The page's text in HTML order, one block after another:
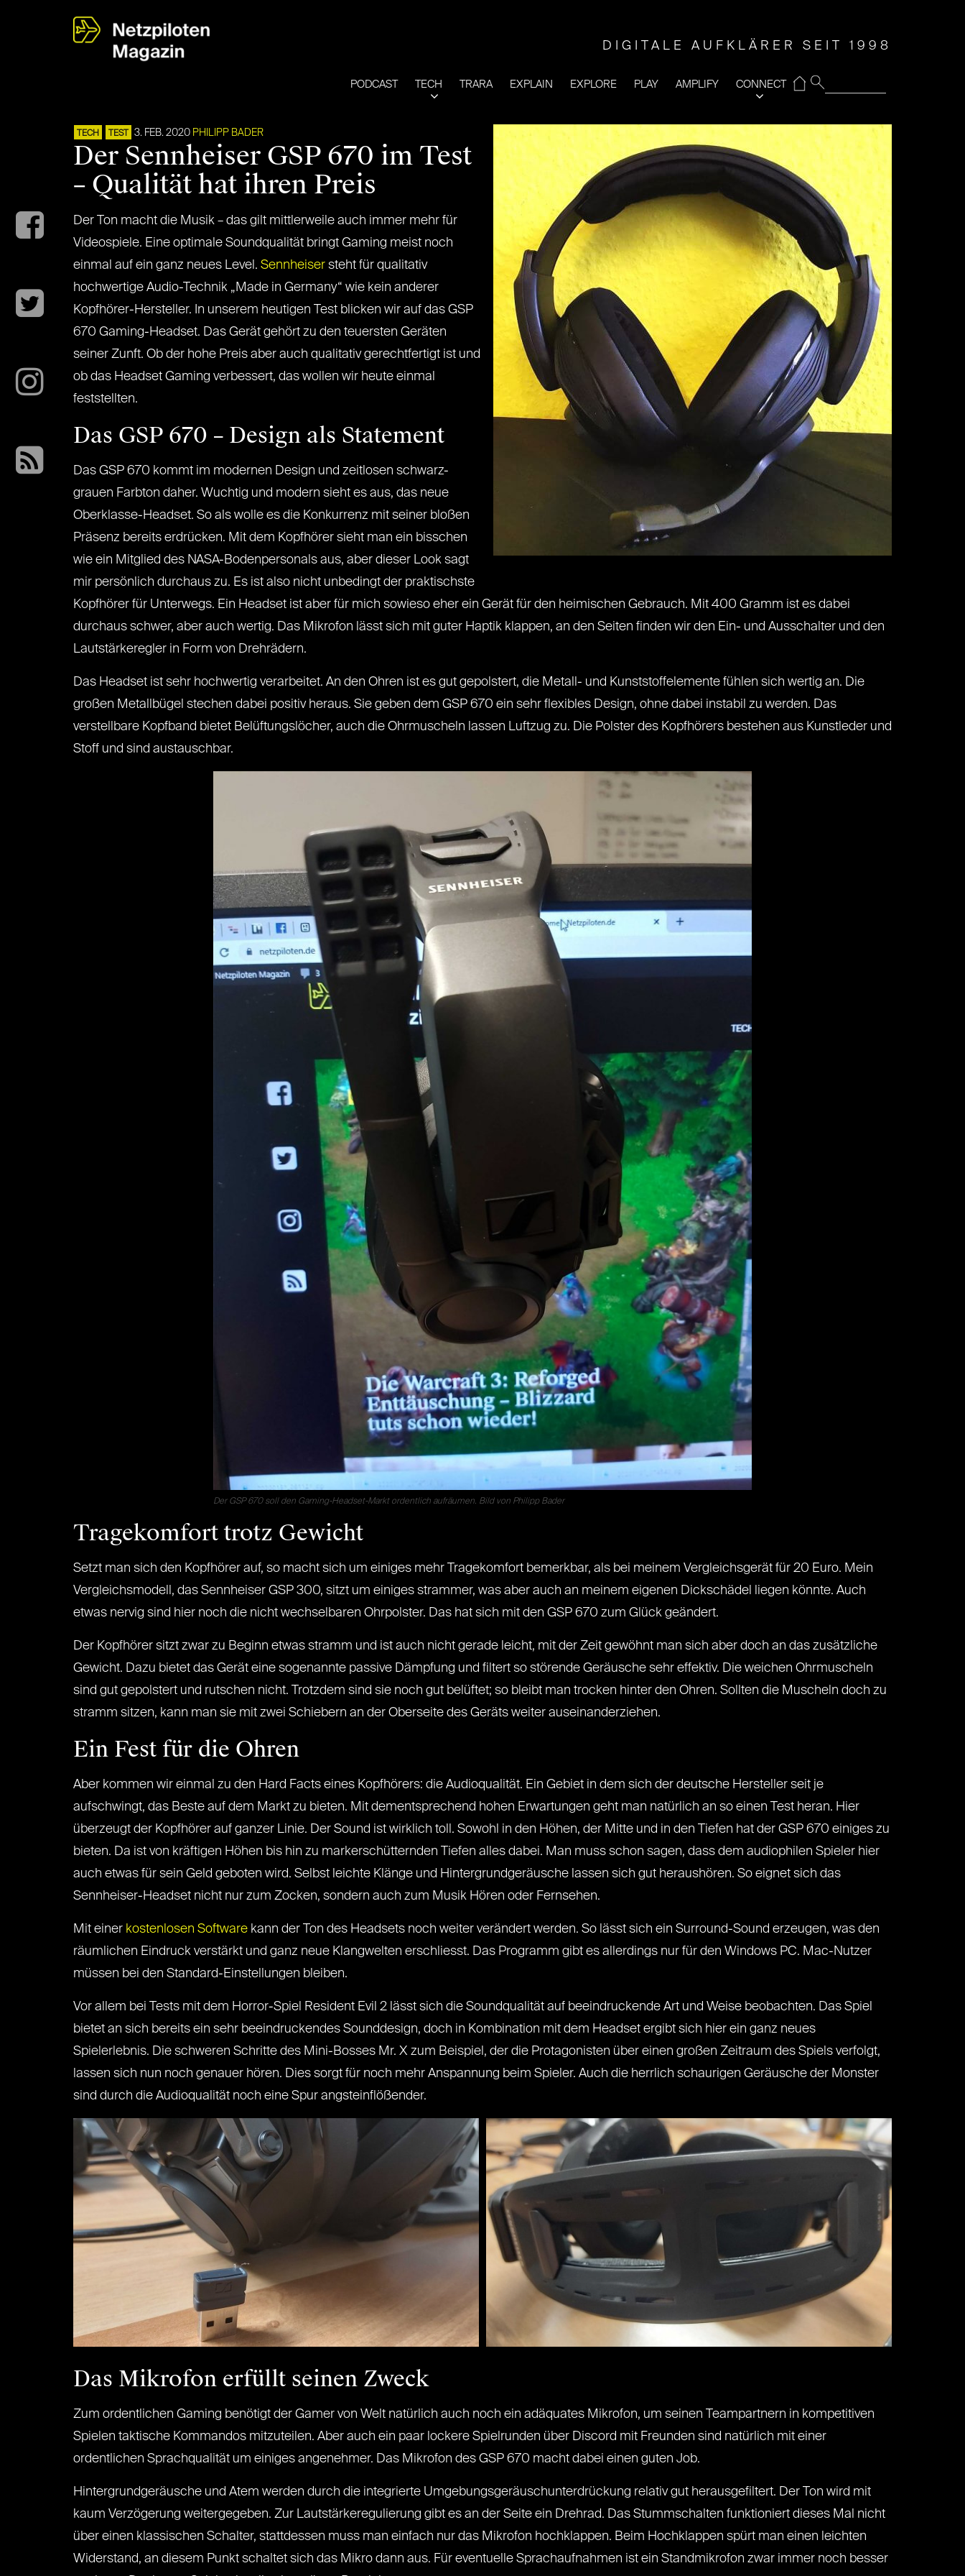
DIGITALE AUFKLÄRER SEIT 1998
PODCAST TECH TRARA EXPLAIN EXPLORE PLAY AMPLIFY CONNECT
⌂
TECH TEST 3. FEB. 2020 PHILIPP BADER
Der Sennheiser GSP 670 im Test
– Qualität hat ihren Preis
Der Ton macht die Musik – das gilt mittlerweile auch immer mehr für
Videospiele. Eine optimale Soundqualität bringt Gaming meist noch
einmal auf ein ganz neues Level. Sennheiser steht für qualitativ
hochwertige Audio-Technik „Made in Germany“ wie kein anderer
Kopfhörer-Hersteller. In unserem heutigen Test blicken wir auf das GSP
670 Gaming-Headset. Das Gerät gehört zu den teuersten Geräten
seiner Zunft. Ob der hohe Preis aber auch qualitativ gerechtfertigt ist und
ob das Headset Gaming verbessert, das wollen wir heute einmal
feststellten.
Das GSP 670 – Design als Statement
Das GSP 670 kommt im modernen Design und zeitlosen schwarz-
grauen Farbton daher. Wuchtig und modern sieht es aus, das neue
Oberklasse-Headset. So als wolle es die Konkurrenz mit seiner bloßen
Präsenz bereits erdrücken. Mit dem Kopfhörer sieht man ein bisschen
wie ein Mitglied des NASA-Bodenpersonals aus, aber dieser Look sagt
mir persönlich durchaus zu. Es ist also nicht unbedingt der praktischste
Kopfhörer für Unterwegs. Ein Headset ist aber für mich sowieso eher ein Gerät für den heimischen Gebrauch. Mit 400 Gramm ist es dabei
durchaus schwer, aber auch wertig. Das Mikrofon lässt sich mit guter Haptik klappen, an den Seiten finden wir den Ein- und Ausschalter und den
Lautstärkeregler in Form von Drehrädern.
Das Headset ist sehr hochwertig verarbeitet. An den Ohren ist es gut gepolstert, die Metall- und Kunststoffelemente fühlen sich wertig an. Die
großen Metallbügel stechen dabei positiv heraus. Sie geben dem GSP 670 ein sehr flexibles Design, ohne dabei instabil zu werden. Das
verstellbare Kopfband bietet Belüftungslöcher, auch die Ohrmuscheln lassen Luftzug zu. Die Polster des Kopfhörers bestehen aus Kunstleder und
Stoff und sind austauschbar.
Der GSP 670 soll den Gaming-Headset-Markt ordentlich aufräumen. Bild von Philipp Bader
Tragekomfort trotz Gewicht
Setzt man sich den Kopfhörer auf, so macht sich um einiges mehr Tragekomfort bemerkbar, als bei meinem Vergleichsgerät für 20 Euro. Mein
Vergleichsmodell, das Sennheiser GSP 300, sitzt um einiges strammer, was aber auch an meinem eigenen Dickschädel liegen könnte. Auch
etwas nervig sind hier noch die nicht wechselbaren Ohrpolster. Das hat sich mit den GSP 670 zum Glück geändert.
Der Kopfhörer sitzt zwar zu Beginn etwas stramm und ist auch nicht gerade leicht, mit der Zeit gewöhnt man sich aber doch an das zusätzliche
Gewicht. Dazu bietet das Gerät eine sogenannte passive Dämpfung und filtert so störende Geräusche sehr effektiv. Die weichen Ohrmuscheln
sind gut gepolstert und rutschen nicht. Trotzdem sind sie noch gut belüftet; so bleibt man trocken hinter den Ohren. Sollten die Muscheln doch zu
stramm sitzen, kann man sie mit zwei Schiebern an der Oberseite des Geräts weiter auseinanderziehen.
Ein Fest für die Ohren
Aber kommen wir einmal zu den Hard Facts eines Kopfhörers: die Audioqualität. Ein Gebiet in dem sich der deutsche Hersteller seit je
aufschwingt, das Beste auf dem Markt zu bieten. Mit dementsprechend hohen Erwartungen geht man natürlich an so einen Test heran. Hier
überzeugt der Kopfhörer auf ganzer Linie. Der Sound ist wirklich toll. Sowohl in den Höhen, der Mitte und in den Tiefen hat der GSP 670 einiges zu
bieten. Da ist von kräftigen Höhen bis hin zu markerschütternden Tiefen alles dabei. Man muss schon sagen, dass dem audiophilen Spieler hier
auch etwas für sein Geld geboten wird. Selbst leichte Klänge und Hintergrundgeräusche lassen sich gut heraushören. So eignet sich das
Sennheiser-Headset nicht nur zum Zocken, sondern auch zum Musik Hören oder Fernsehen.
Mit einer kostenlosen Software kann der Ton des Headsets noch weiter verändert werden. So lässt sich ein Surround-Sound erzeugen, was den
räumlichen Eindruck verstärkt und ganz neue Klangwelten erschliesst. Das Programm gibt es allerdings nur für den Windows PC. Mac-Nutzer
müssen bei den Standard-Einstellungen bleiben.
Vor allem bei Tests mit dem Horror-Spiel Resident Evil 2 lässt sich die Soundqualität auf beeindruckende Art und Weise beobachten. Das Spiel
bietet an sich bereits ein sehr beeindruckendes Sounddesign, doch in Kombination mit dem Headset ergibt sich hier ein ganz neues
Spielerlebnis. Die schweren Schritte des Mini-Bosses Mr. X zum Beispiel, der die Protagonisten über einen großen Zeitraum des Spiels verfolgt,
lassen sich nun noch genauer hören. Dies sorgt für noch mehr Anspannung beim Spieler. Auch die herrlich schaurigen Geräusche der Monster
sind durch die Audioqualität noch eine Spur angsteinflößender.
Das Mikrofon erfüllt seinen Zweck
Zum ordentlichen Gaming benötigt der Gamer von Welt natürlich auch noch ein adäquates Mikrofon, um seinen Teampartnern in kompetitiven
Spielen taktische Kommandos mitzuteilen. Aber auch ein paar lockere Spielrunden über Discord mit Freunden sind natürlich mit einer
ordentlichen Sprachqualität um einiges angenehmer. Das Mikrofon des GSP 670 macht dabei einen guten Job.
Hintergrundgeräusche und Atem werden durch die integrierte Umgebungsgeräuschunterdrückung relativ gut herausgefiltert. Der Ton wird mit
kaum Verzögerung weitergegeben. Zur Lautstärkeregulierung gibt es an der Seite ein Drehrad. Das Stummschalten funktioniert dieses Mal nicht
über einen klassischen Schalter, stattdessen muss man einfach nur das Mikrofon hochklappen. Beim Hochklappen spürt man einen leichten
Widerstand, an diesem Punkt schaltet sich das Mikro dann aus. Für eventuelle Sprachaufnahmen ist ein Standmikrofon zwar immer noch besser